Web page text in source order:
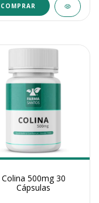
Colina 500mg 30
Cápsulas